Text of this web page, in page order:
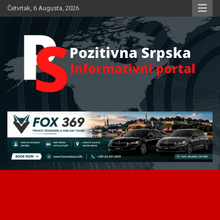
Skip
to
Četvrtak, 6 Augusta, 2026
Pozitivna Srpska